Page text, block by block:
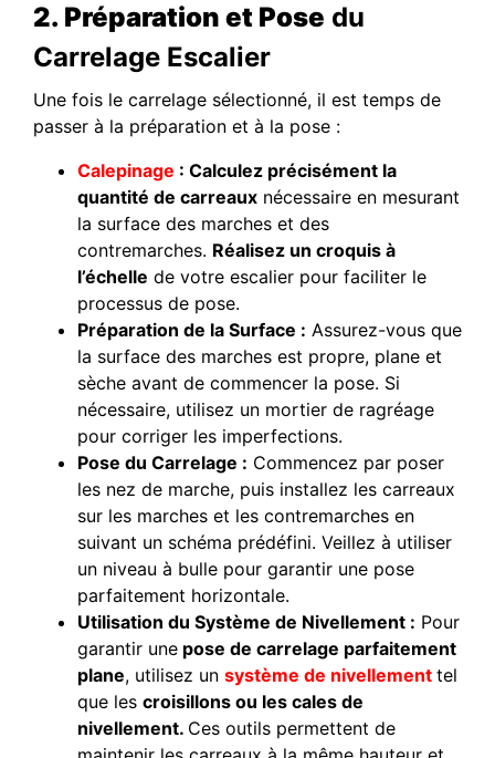
2. Préparation et Pose du
Carrelage Escalier
Une fois le carrelage sélectionné, il est temps de
passer à la préparation et à la pose :
Calepinage : Calculez précisément la
quantité de carreaux nécessaire en mesurant
la surface des marches et des
contremarches. Réalisez un croquis à
l’échelle de votre escalier pour faciliter le
processus de pose.
Préparation de la Surface : Assurez-vous que
la surface des marches est propre, plane et
sèche avant de commencer la pose. Si
nécessaire, utilisez un mortier de ragréage
pour corriger les imperfections.
Pose du Carrelage : Commencez par poser
les nez de marche, puis installez les carreaux
sur les marches et les contremarches en
suivant un schéma prédéfini. Veillez à utiliser
un niveau à bulle pour garantir une pose
parfaitement horizontale.
Utilisation du Système de Nivellement : Pour
garantir une pose de carrelage parfaitement
plane, utilisez un système de nivellement tel
que les croisillons ou les cales de
nivellement. Ces outils permettent de